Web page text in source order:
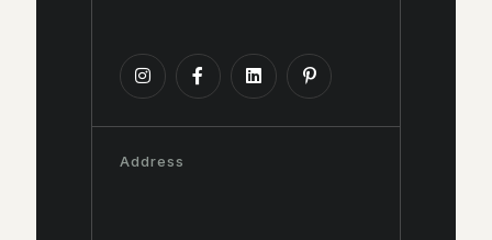
Address